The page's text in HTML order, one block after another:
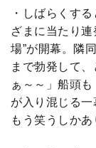
・しばらくす
ざまに当たり
場”が開幕。隣
まで勃発して
ぁ～～」船頭
が入り混じる一
もう笑うしかあ